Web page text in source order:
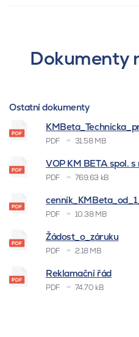
Dokumenty
Ostatní dokumenty
PDF 31.58 MB
VOP KM BETA spol.
PDF 769.63 kB
PDF 10.38 MB
Žádost_o_záruku
PDF 2.18 MB
Reklamační řád
PDF 74.70 kB